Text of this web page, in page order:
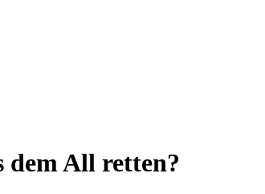
dem All retten?